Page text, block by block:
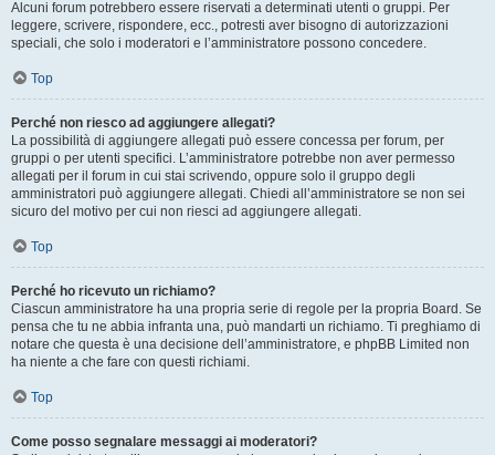
Alcuni forum potrebbero essere riservati a determinati utenti o gruppi. Per
leggere, scrivere, rispondere, ecc., potresti aver bisogno di autorizzazioni
speciali, che solo i moderatori e l’amministratore possono concedere.
Top
Perché non riesco ad aggiungere allegati?
La possibilità di aggiungere allegati può essere concessa per forum, per
gruppi o per utenti specifici. L’amministratore potrebbe non aver permesso
allegati per il forum in cui stai scrivendo, oppure solo il gruppo degli
amministratori può aggiungere allegati. Chiedi all’amministratore se non sei
sicuro del motivo per cui non riesci ad aggiungere allegati.
Top
Perché ho ricevuto un richiamo?
Ciascun amministratore ha una propria serie di regole per la propria Board. Se
pensa che tu ne abbia infranta una, può mandarti un richiamo. Ti preghiamo di
notare che questa è una decisione dell’amministratore, e phpBB Limited non
ha niente a che fare con questi richiami.
Top
Come posso segnalare messaggi ai moderatori?